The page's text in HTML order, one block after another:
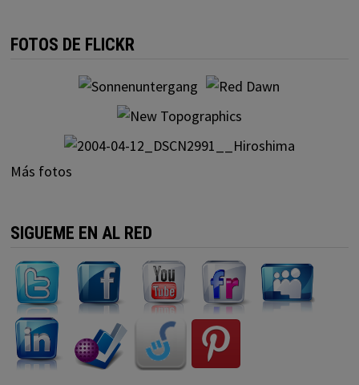
FOTOS DE FLICKR
Más fotos
SIGUEME EN AL RED